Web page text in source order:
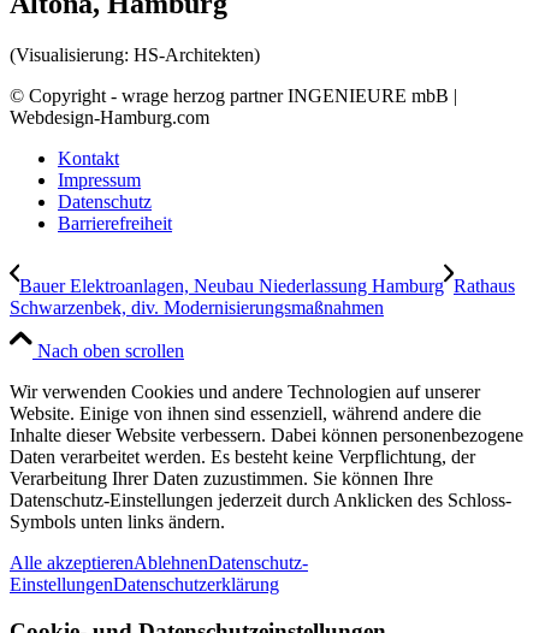
(Visualisierung: HS-Architekten)
© Copyright - wrage herzog partner INGENIEURE mbB |
Webdesign-Hamburg.com
Kontakt
Impressum
Datenschutz
Barrierefreiheit
Bauer Elektroanlagen, Neubau Niederlassung Hamburg Rathaus
Schwarzenbek, div. Modernisierungsmaßnahmen
Nach oben scrollen
Wir verwenden Cookies und andere Technologien auf unserer
Website. Einige von ihnen sind essenziell, während andere die
Inhalte dieser Website verbessern. Dabei können personenbezogene
Daten verarbeitet werden. Es besteht keine Verpflichtung, der
Verarbeitung Ihrer Daten zuzustimmen. Sie können Ihre
Datenschutz-Einstellungen jederzeit durch Anklicken des Schloss-
Symbols unten links ändern.
Alle akzeptierenAblehnenDatenschutz-
EinstellungenDatenschutzerklärung